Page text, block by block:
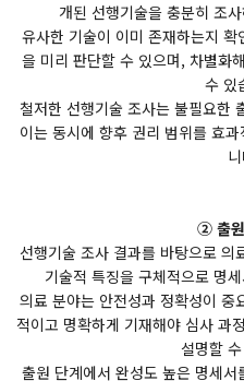
개된 선행기술을 충분히 조
유사한 기술이 이미 존재하는지
을 미리 판단할 수 있으며, 차별화
수 있
철저한 선행기술 조사는 불필요한
이는 동시에 향후 권리 범위를 효
② 출
선행기술 조사 결과를 바탕으로 의
기술적 특징을 구체적으로 명
의료 분야는 안전성과 정확성이 중
적이고 명확하게 기재해야 심사 과
설명할
출원 단계에서 완성도 높은 명세